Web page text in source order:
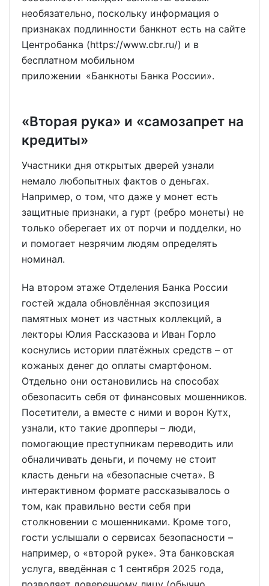
необязательно, поскольку информация о
признаках подлинности банкнот есть на сайте
Центробанка (https://www.cbr.ru/) и в
бесплатном мобильном
приложении «Банкноты Банка России».
«Вторая рука» и «самозапрет на
кредиты»
Участники дня открытых дверей узнали
немало любопытных фактов о деньгах.
Например, о том, что даже у монет есть
защитные признаки, а гурт (ребро монеты) не
только оберегает их от порчи и подделки, но
и помогает незрячим людям определять
номинал.
На втором этаже Отделения Банка России
гостей ждала обновлённая экспозиция
памятных монет из частных коллекций, а
лекторы Юлия Рассказова и Иван Горло
коснулись истории платёжных средств – от
кожаных денег до оплаты смартфоном.
Отдельно они остановились на способах
обезопасить себя от финансовых мошенников.
Посетители, а вместе с ними и ворон Кутх,
узнали, кто такие дропперы – люди,
помогающие преступникам переводить или
обналичивать деньги, и почему не стоит
класть деньги на «безопасные счета». В
интерактивном формате рассказывалось о
том, как правильно вести себя при
столкновении с мошенниками. Кроме того,
гости услышали о сервисах безопасности –
например, о «второй руке». Эта банковская
услуга, введённая с 1 сентября 2025 года,